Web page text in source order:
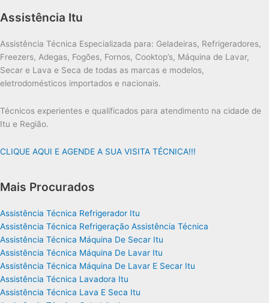
Assistência Itu
Assistência Técnica Especializada para: Geladeiras, Refrigeradores,
Freezers, Adegas, Fogões, Fornos, Cooktop’s, Máquina de Lavar,
Secar e Lava e Seca de todas as marcas e modelos,
eletrodomésticos importados e nacionais.
Técnicos experientes e qualificados para atendimento na cidade de
Itu e Região.
CLIQUE AQUI E AGENDE A SUA VISITA TÉCNICA!!!
Mais Procurados
Assistência Técnica Refrigerador Itu
Assistência Técnica Refrigeração Assistência Técnica
Assistência Técnica Máquina De Secar Itu
Assistência Técnica Máquina De Lavar Itu
Assistência Técnica Máquina De Lavar E Secar Itu
Assistência Técnica Lavadora Itu
Assistência Técnica Lava E Seca Itu